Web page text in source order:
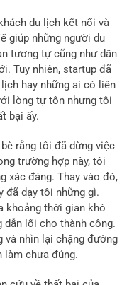
du lịch kết nối và
giúp những người du
tương tự cũng như dân
Tuy nhiên, startup đã
hay những ai có liên
lòng tự tôn nhưng tôi
bại ấy.
rằng tôi đã dừng việc
trường hợp này, tôi
xác đáng. Thay vào đó,
đã dạy tôi những gì.
khoảng thời gian khó
dẫn lối cho thành công.
và nhìn lại chặng đường
làm chưa đúng.